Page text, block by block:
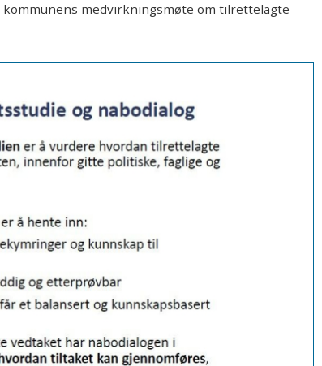
medvirkningsmøte om tilrettelagte